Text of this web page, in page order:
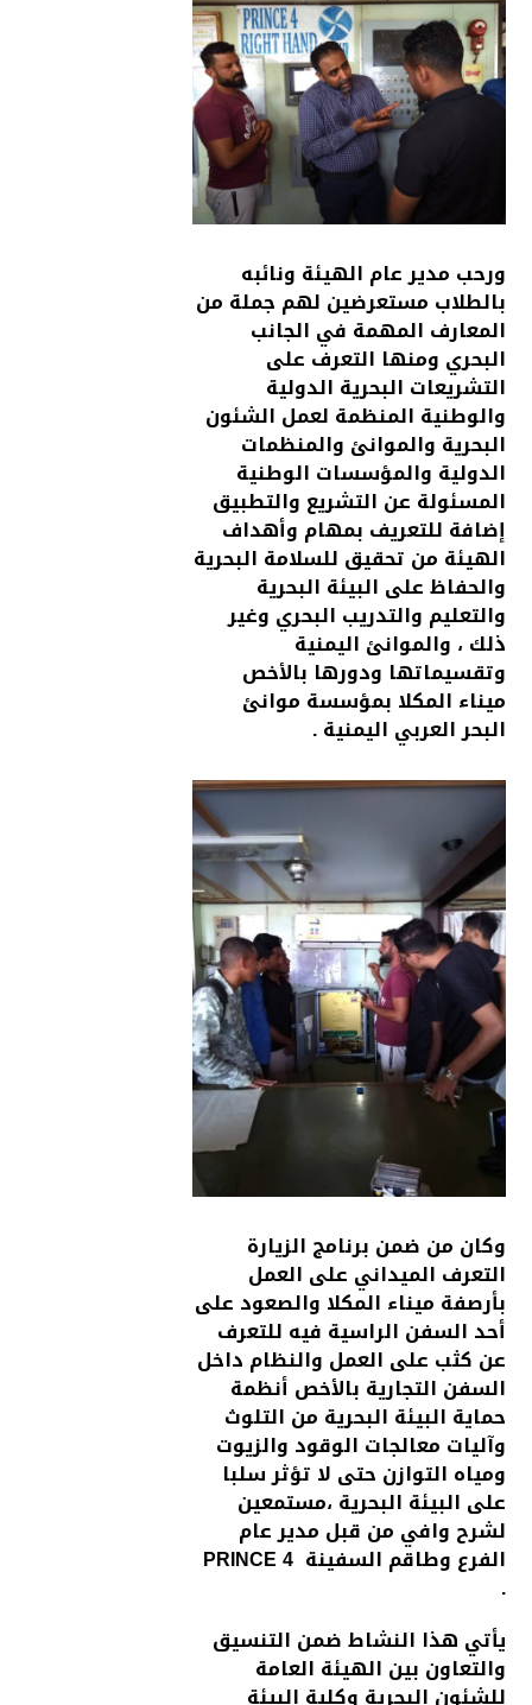
ورحب مدير عام الهيئة ونائبه
بالطلاب مستعرضين لهم جملة من
المعارف المهمة في الجانب
البحري ومنها التعرف على
التشريعات البحرية الدولية
والوطنية المنظمة لعمل الشئون
البحرية والموانئ والمنظمات
الدولية والمؤسسات الوطنية
المسئولة عن التشريع والتطبيق
إضافة للتعريف بمهام وأهداف
الهيئة من تحقيق للسلامة البحرية
والحفاظ على البيئة البحرية
والتعليم والتدريب البحري وغير
ذلك ، والموانئ اليمنية
وتقسيماتها ودورها بالأخص
ميناء المكلا بمؤسسة موانئ
البحر العربي اليمنية .
وكان من ضمن برنامج الزيارة
التعرف الميداني على العمل
بأرصفة ميناء المكلا والصعود على
أحد السفن الراسية فيه للتعرف
عن كثب على العمل والنظام داخل
السفن التجارية بالأخص أنظمة
حماية البيئة البحرية من التلوث
وآليات معالجات الوقود والزيوت
ومياه التوازن حتى لا تؤثر سلبا
على البيئة البحرية ،مستمعين
لشرح وافي من قبل مدير عام
الفرع وطاقم السفينة PRINCE 4
.
يأتي هذا النشاط ضمن التنسيق
والتعاون بين الهيئة العامة
للشئون البحرية وكلية البيئة